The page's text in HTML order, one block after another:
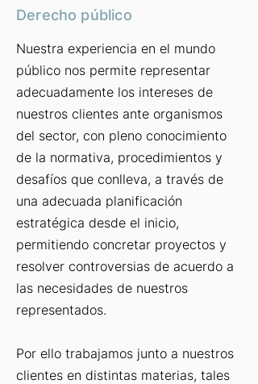
Derecho público
Nuestra experiencia en el mundo
público nos permite representar
adecuadamente los intereses de
nuestros clientes ante organismos
del sector, con pleno conocimiento
de la normativa, procedimientos y
desafíos que conlleva, a través de
una adecuada planificación
estratégica desde el inicio,
permitiendo concretar proyectos y
resolver controversias de acuerdo a
las necesidades de nuestros
representados.
Por ello trabajamos junto a nuestros
clientes en distintas materias, tales